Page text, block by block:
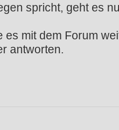
spricht, geht es
es mit dem Forum
antworten.